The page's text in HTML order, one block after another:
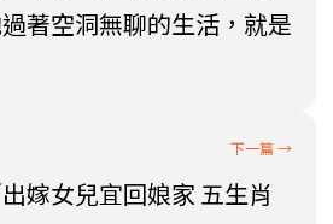
著空洞無聊的生活，就是
嫁女兒宜回娘家 五生肖